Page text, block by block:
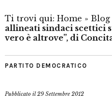
Ti trovi qui: Home » Blog
allineati sindaci scettici
vero è altrove”, di
PARTITO DEMOCRATICO
Pubblicato il29 Settembre 2012